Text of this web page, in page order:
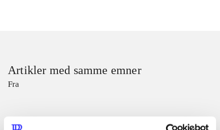
Artikler med samme emner
Fra